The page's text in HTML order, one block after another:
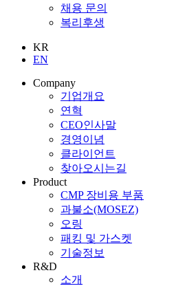
채용 문의
복리후생
KR
EN
Company
기업개요
연혁
CEO인사말
경영이념
클라이언트
찾아오시는길
Product
CMP 장비용 부품
과불소(MOSEZ)
오링
패킹 및 가스켓
기술정보
R&D
소개